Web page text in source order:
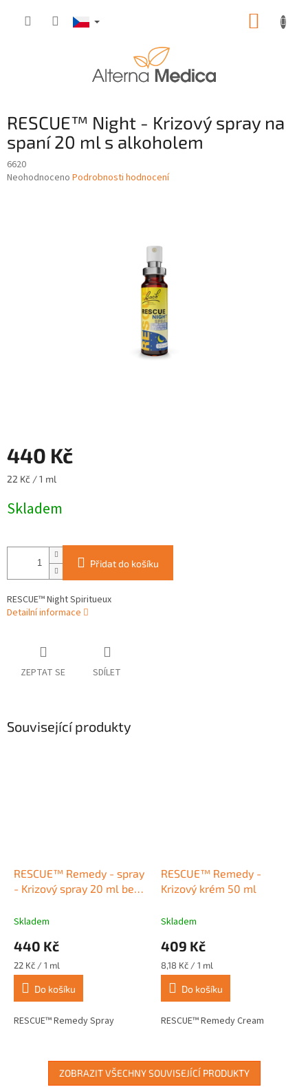
RESCUE™ Night - Krizový spray na
spaní 20 ml s alkoholem
6620
Průměrné
Neohodnoceno Podrobnosti hodnocení
440 Kč
Měrná
22 Kč / 1 ml
Skladem
Přidat do košíku
RESCUE™ Night Spiritueux
Detailní informace
ZEPTAT SE SDÍLET
Související produkty
RESCUE™ Remedy - spray
- Krizový spray 20 ml bez
Skladem
440 Kč
Měrná
cena:
22 Kč / 1 ml
Do košíku
RESCUE™ Remedy Spray
RESCUE™ Remedy -
Krizový krém 50 ml
Skladem
409 Kč
Měrná
cena:
8,18 Kč / 1 ml
Do košíku
RESCUE™ Remedy Cream
ZOBRAZIT VŠECHNY SOUVISEJÍCÍ PRODUKTY